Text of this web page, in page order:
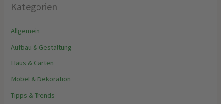
Kategorien
Allgemein
Aufbau & Gestaltung
Haus & Garten
Möbel & Dekoration
Tipps & Trends